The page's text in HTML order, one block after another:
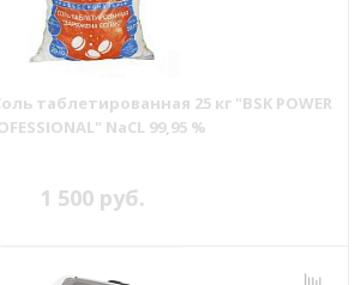
таблетированная 25 кг "BSK POWER
NaCL 99,95 %
1 500 руб.